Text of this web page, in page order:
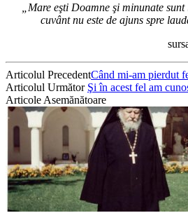
„Mare eşti Doamne şi minunate
cuvânt nu este de ajuns spre
Articolul PrecedentCând mi-am pierdut
Articolul Următor Şi în acest fel am
Articole Asemănătoare